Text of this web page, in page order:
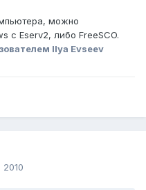
можно
с Eserv2, либо FreeSCO.
Ilya Evseev